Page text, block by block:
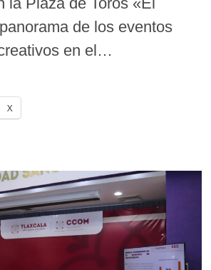
de los eventos
en el…
X